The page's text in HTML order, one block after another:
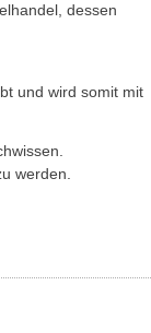
dessen
und wird somit mit
werden.